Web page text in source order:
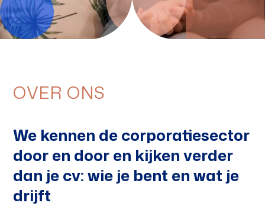
OVER ONS
We kennen de corporatiesector
door en door en kijken verder
dan je cv: wie je bent en wat je
drijft